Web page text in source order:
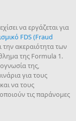
να εργάζεται για
FDS (Fraud
την ακεραιότητα των
της Formula 1.
της,
για τους
να τους
τις παράνομες